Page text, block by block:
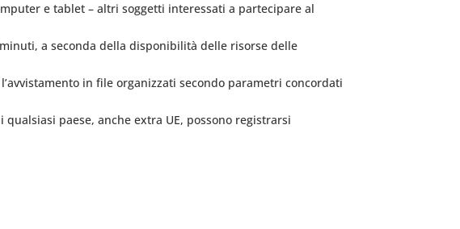
e tablet – altri soggetti interessati a partecipare al
a seconda della disponibilità delle risorse delle
in file organizzati secondo parametri concordati
paese, anche extra UE, possono registrarsi